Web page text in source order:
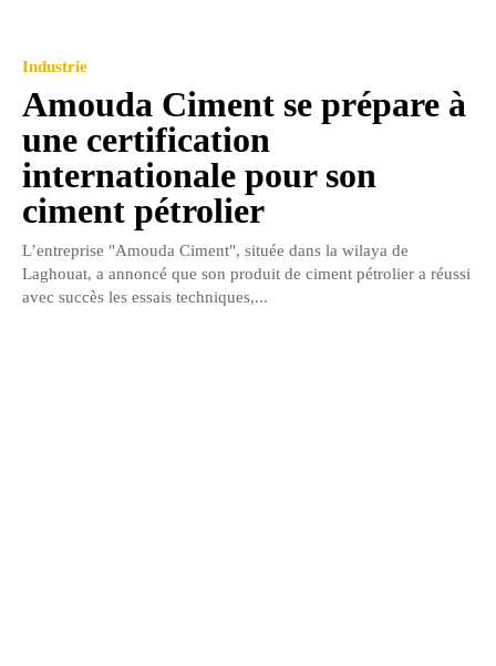
Industrie
Amouda Ciment se prépare à
une certification
internationale pour son
ciment pétrolier
L’entreprise "Amouda Ciment", située dans la wilaya de
Laghouat, a annoncé que son produit de ciment pétrolier a réussi
avec succès les essais techniques,...